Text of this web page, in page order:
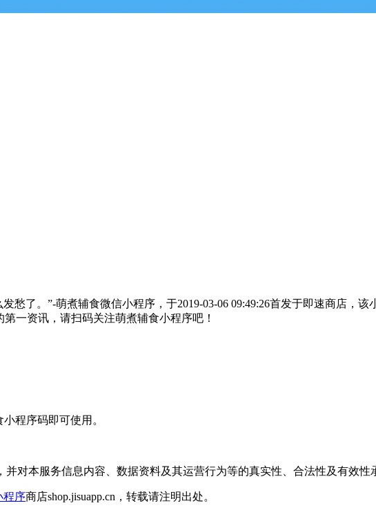
愁了。”-萌煮辅食微信小程序，于2019-03-06 09:49:26首发于即速商店，
一资讯，请扫码关注萌煮辅食小程序吧！
程序码即可使用。
对本服务信息内容、数据资料及其运营行为等的真实性、合法性及有效性
程序商店shop.jisuapp.cn，转载请注明出处。